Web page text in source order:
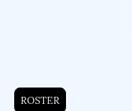
ROSTER